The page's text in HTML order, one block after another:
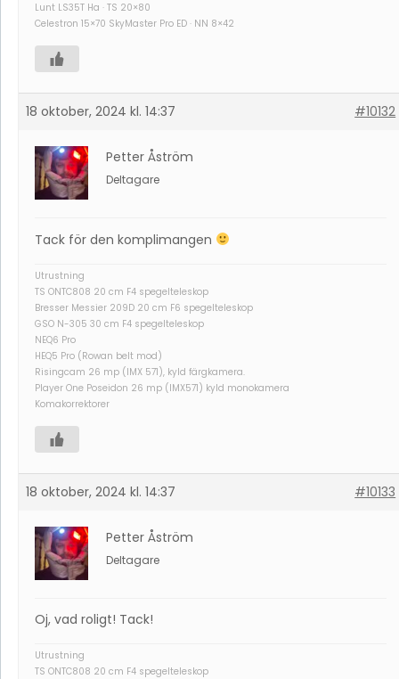
Lunt LS35T Ha · TS 20×80
Celestron 15×70 SkyMaster Pro ED · NN 8×42
18 oktober, 2024 kl. 14:37 #10132
Petter Åström
Deltagare
Tack för den komplimangen
Utrustning
TS ONTC808 20 cm F4 spegelteleskop
Bresser Messier 209D 20 cm F6 spegelteleskop
GSO N-305 30 cm F4 spegelteleskop
NEQ6 Pro
HEQ5 Pro (Rowan belt mod)
Risingcam 26 mp (IMX 571), kyld färgkamera.
Player One Poseidon 26 mp (IMX571) kyld monokamera
Komakorrektorer
18 oktober, 2024 kl. 14:37 #10133
Petter Åström
Deltagare
Oj, vad roligt! Tack!
Utrustning
TS ONTC808 20 cm F4 spegelteleskop